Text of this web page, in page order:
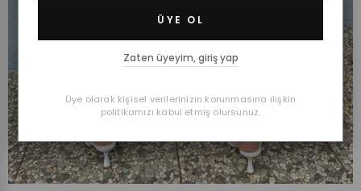
ÜYE OL
Zaten üyeyim, giriş yap
Üye olarak kişisel verilerinizin korunmasına ilişkin
politikamızı kabul etmiş olursunuz.